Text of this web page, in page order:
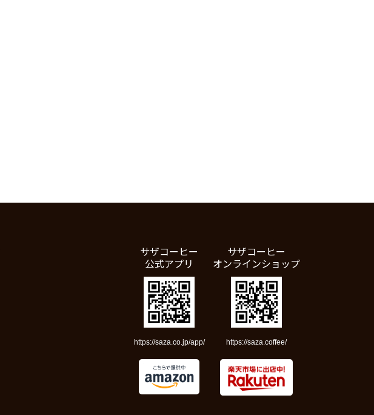
サザコーヒー
公式アプリ
https://saza.co.jp/app/
サザコーヒー
オンラインショップ
https://saza.coffee/